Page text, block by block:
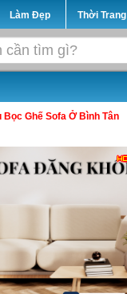
Làm Đẹp Thời Trang
Bọc Ghế Sofa Ở Bình Tân